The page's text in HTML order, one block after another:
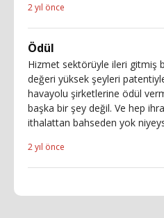
2 yıl önce
Ödül
Hizmet sektörüyle ileri gitmiş
değeri yüksek şeyleri
havayolu şirketlerine ödül
başka bir şey değil. Ve hep
ithalattan bahseden yok
2 yıl önce